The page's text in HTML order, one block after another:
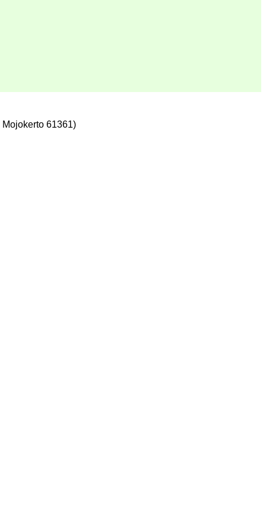
61361)